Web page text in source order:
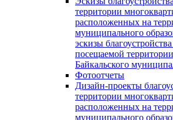
территории
расположенных на
муниципального
эскизы
посещаемой
Байкальского
Фотоотчеты
Дизайн-проекты
территории
расположенных на
муниципального